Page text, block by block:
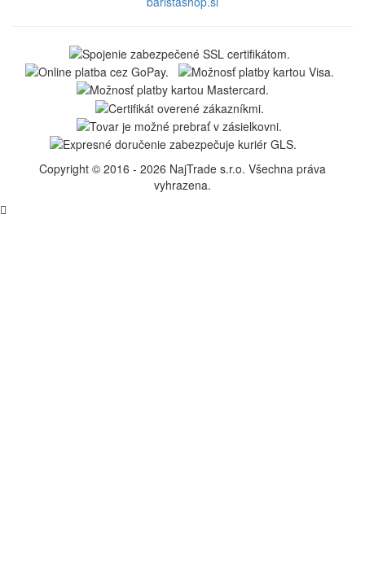
Copyright © 2016 - 2026 NajTrade s.r.o. Všechna práva
vyhrazena.